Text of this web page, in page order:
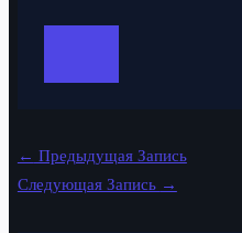
← Предыдущая Запись
Следующая Запись →